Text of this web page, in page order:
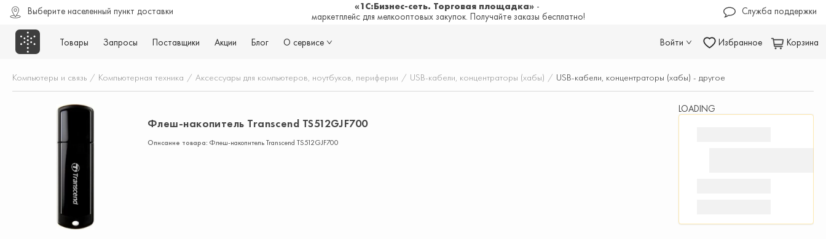
Выберите населенный пункт доставки «1С:Бизнес-сеть. Торговая площадка» -
маркетплейс для мелкооптовых закупок. Получайте заказы бесплатно!
Служба поддержки
Товары Запросы Поставщики Акции Блог О сервисе Войти Избранное Корзина
Компьютеры и связь / Компьютерная техника / Аксессуары для компьютеров, ноутбуков, периферии / USB-кабели, концентраторы (хабы) / USB-кабели, концентраторы (хабы) - другое
Флеш-накопитель Transcend TS512GJF700
Описание товара: Флеш-накопитель Transcend TS512GJF700
LOADING